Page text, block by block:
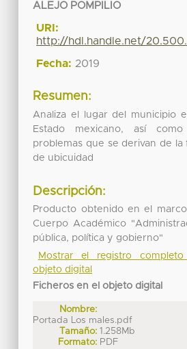
ALEJO POMPILIO
URI:
http://hdl.handle.net/
Fecha: 2019
Resumen:
Analiza el lugar del municipio
Estado mexicano, así
problemas que se derivan de la
de ubicuidad
Descripción:
Producto obtenido en el marco
Cuerpo Académico
pública, política y gobierno"
Mostrar el registro completo
objeto digital
Ficheros en el objeto digital
Nombre:
Portada Los males.pdf
Tamaño: 1.258Mb
Formato: PDF